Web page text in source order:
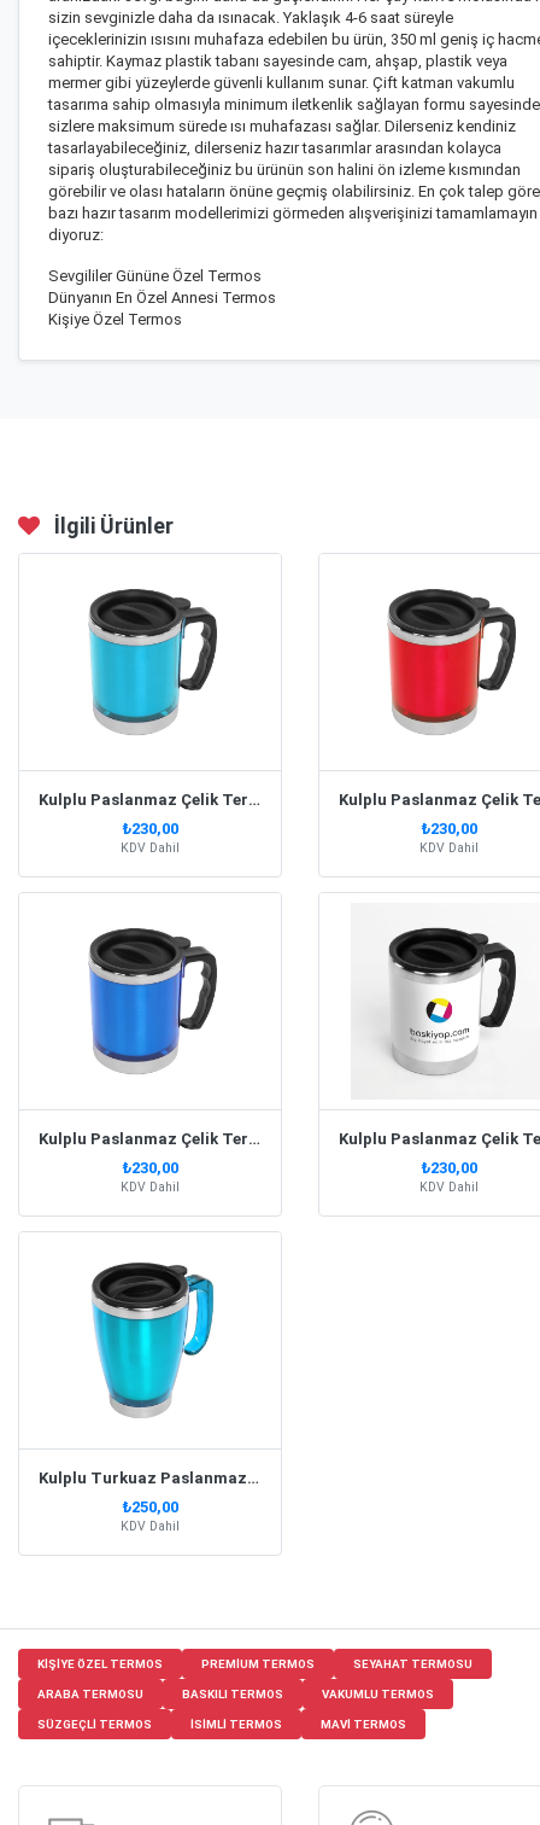
sizin sevginizle daha da ısınacak. Yaklaşık 4-6 saat süreyle
içeceklerinizin ısısını muhafaza edebilen bu ürün, 350 ml geniş iç
sahiptir. Kaymaz plastik tabanı sayesinde cam, ahşap, plastik veya
mermer gibi yüzeylerde güvenli kullanım sunar. Çift katman vakumlu
tasarıma sahip olmasıyla minimum iletkenlik sağlayan formu sayesinde
sizlere maksimum sürede ısı muhafazası sağlar. Dilerseniz kendiniz
tasarlayabileceğiniz, dilerseniz hazır tasarımlararasından kolayca
sipariş oluşturabileceğiniz bu ürünün son halini ön izleme kısmından
görebilir ve olası hataların önüne geçmiş olabilirsiniz. En çok talep
bazı hazır tasarım modellerimizi görmeden alışverişinizi tamamlamayın
diyoruz:
Sevgililer Gününe Özel Termos
Dünyanın En Özel Annesi Termos
Kişiye Özel Termos
İlgili Ürünler
Kulplu Paslanmaz Çelik Termos Kupa 330 Ml – Turkuaz
₺230,00
KDV Dahil
₺230,00
KDV Dahil
Kulplu Paslanmaz Çelik Termos Kupa 330 Ml – Lacivert
₺230,00
KDV Dahil
₺230,00
KDV Dahil
Kulplu Turkuaz Paslanmaz Çelik Termos Kupa – 415 Ml
₺250,00
KDV Dahil
KIŞIYE ÖZEL TERMOS PREMIUM TERMOS SEYAHAT TERMOSU
ARABA TERMOSU BASKILI TERMOS VAKUMLU TERMOS
SÜZGEÇLI TERMOS ISIMLI TERMOS MAVI TERMOS